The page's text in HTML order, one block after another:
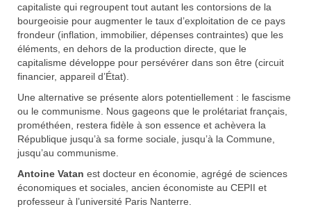
capitaliste qui regroupent tout autant les contorsions de la
bourgeoisie pour augmenter le taux d’exploitation de ce pays
frondeur (inflation, immobilier, dépenses contraintes) que les
éléments, en dehors de la production directe, que le
capitalisme développe pour persévérer dans son être (circuit
financier, appareil d’État).
Une alternative se présente alors potentiellement : le fascisme
ou le communisme. Nous gageons que le prolétariat français,
prométhéen, restera fidèle à son essence et achèvera la
République jusqu’à sa forme sociale, jusqu’à la Commune,
jusqu’au communisme.
Antoine Vatan est docteur en économie, agrégé de sciences
économiques et sociales, ancien économiste au CEPII et
professeur à l’université Paris Nanterre.